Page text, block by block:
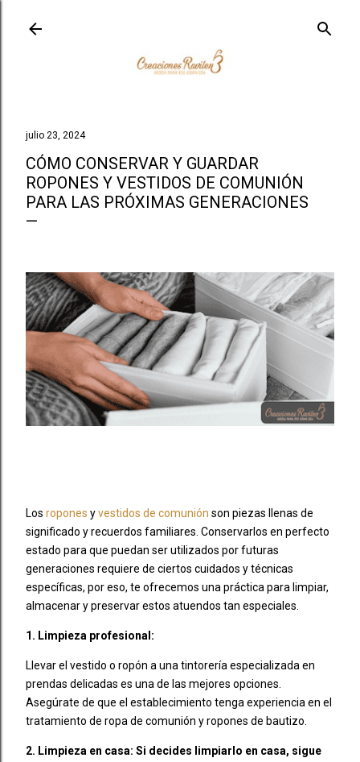
julio 23, 2024
CÓMO CONSERVAR Y GUARDAR
ROPONES Y VESTIDOS DE COMUNIÓN
PARA LAS PRÓXIMAS GENERACIONES
Los ropones yvestidos de comunión son piezas llenas de
significado y recuerdos familiares. Conservarlos en perfecto
estado para que puedan ser utilizados por futuras
generaciones requiere de ciertos cuidados y técnicas
específicas, por eso, te ofrecemos una práctica para limpiar,
almacenar y preservar estos atuendos tan especiales.
1. Limpieza profesional:
Llevar el vestido o ropón a una tintorería especializada en
prendas delicadas es una de las mejores opciones.
Asegúrate de que el establecimiento tenga experiencia en el
tratamiento de ropa de comunión y ropones de bautizo.
2. Limpieza en casa: Si decides limpiarlo en casa, sigue